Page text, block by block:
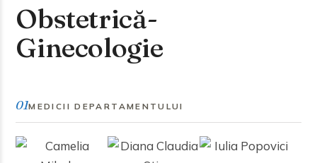
Obstetrică-
Ginecologie
01MEDICII DEPARTAMENTULUI